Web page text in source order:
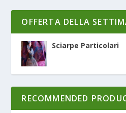
OFFERTA DELLA
Sciarpe Particolari
RECOMMENDED